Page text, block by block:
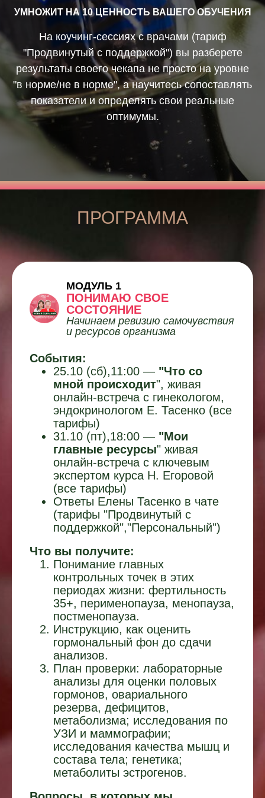
УМНОЖИТ НА 10 ЦЕННОСТЬ ВАШЕГО ОБУЧЕНИЯ
На коучинг-сессиях с врачами (тариф
"Продвинутый с поддержкой") вы разберете
результаты своего чекапа не просто на уровне
"в норме/не в норме", а научитесь сопоставлять
показатели и определять свои реальные
оптимумы.
ПРОГРАММА
МОДУЛЬ 1
ПОНИМАЮ СВОЕ
СОСТОЯНИЕ
Начинаем ревизию самочувствия
и ресурсов организма
События:
25.10 (сб),11:00 — "Что со
мной происходит", живая
онлайн-встреча с гинекологом,
эндокринологом Е. Тасенко (все
тарифы)
31.10 (пт),18:00 — "Мои
главные ресурсы" живая
онлайн-встреча с ключевым
экспертом курса Н. Егоровой
(все тарифы)
Ответы Елены Тасенко в чате
(тарифы "Продвинутый с
поддержкой","Персональный")
Что вы получите:
Понимание главных
контрольных точек в этих
периодах жизни: фертильность
35+, перименопауза, менопауза,
постменопауза.
Инструкцию, как оценить
гормональный фон до сдачи
анализов.
План проверки: лабораторные
анализы для оценки половых
гормонов, овариального
резерва, дефицитов,
метаболизма; исследования по
УЗИ и маммографии;
исследования качества мышц и
состава тела; генетика;
метаболиты эстрогенов.